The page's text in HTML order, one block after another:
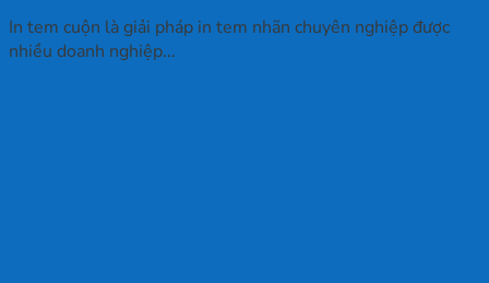
In tem cuộn là giải pháp in tem nhãn chuyên nghiệp được
nhiều doanh nghiệp...